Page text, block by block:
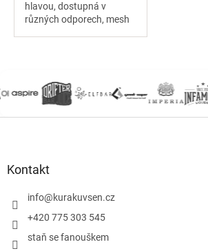
hlavou, dostupná v
různých odporech, mesh
Kontakt
info@kurakuvsen.cz
+420 775 303 545
staň se fanouškem